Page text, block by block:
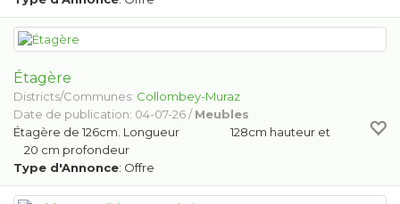
Étagère
Districts/Communes: Collombey-Muraz
Date de publication: 04-07-26 /Meubles
Étagère de 126cm. Longueur 128cm hauteur et
20 cm profondeur
Type d'Annonce: Offre